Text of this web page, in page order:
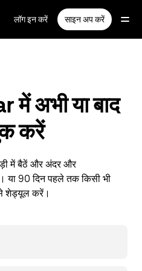
लॉग इन करें साइन अप करें
अभी या बाद
करें
में बैठें और अंदर और
90 दिन पहले तक किसी भी
शेड्यूल करें।